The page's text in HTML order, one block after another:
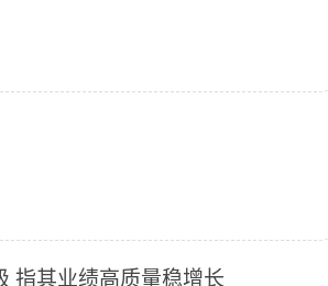
指其业绩高质量稳增长